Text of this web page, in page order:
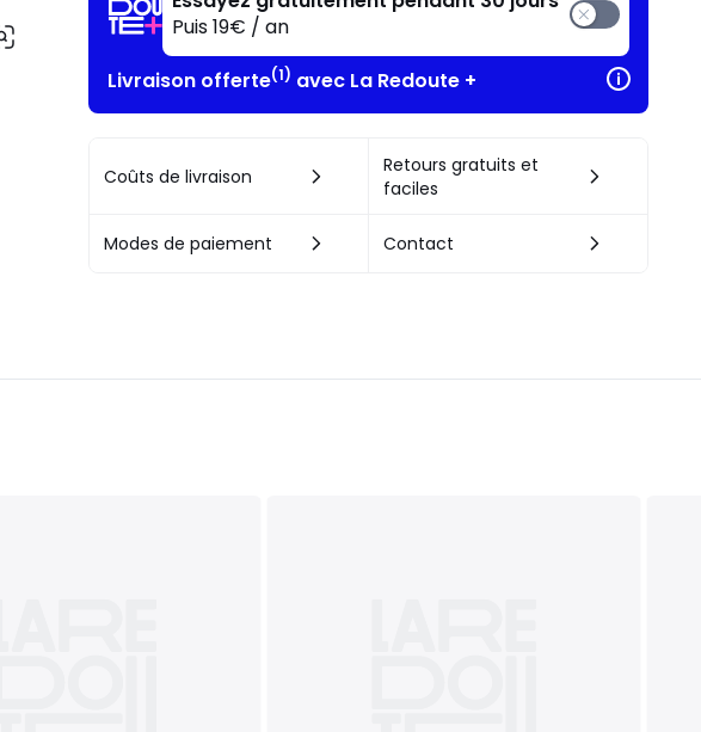
Puis 19€ / an
Livraison offerte(1) avec La Redoute +
Coûts de livraison
Retours gratuits et
faciles
Modes de paiement Contact